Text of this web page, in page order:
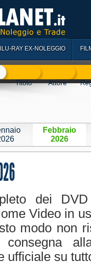
RAY EX-NOLEGGIO
Febbraio
2026
dei
Video in
modo non
consegna
ufficiale su